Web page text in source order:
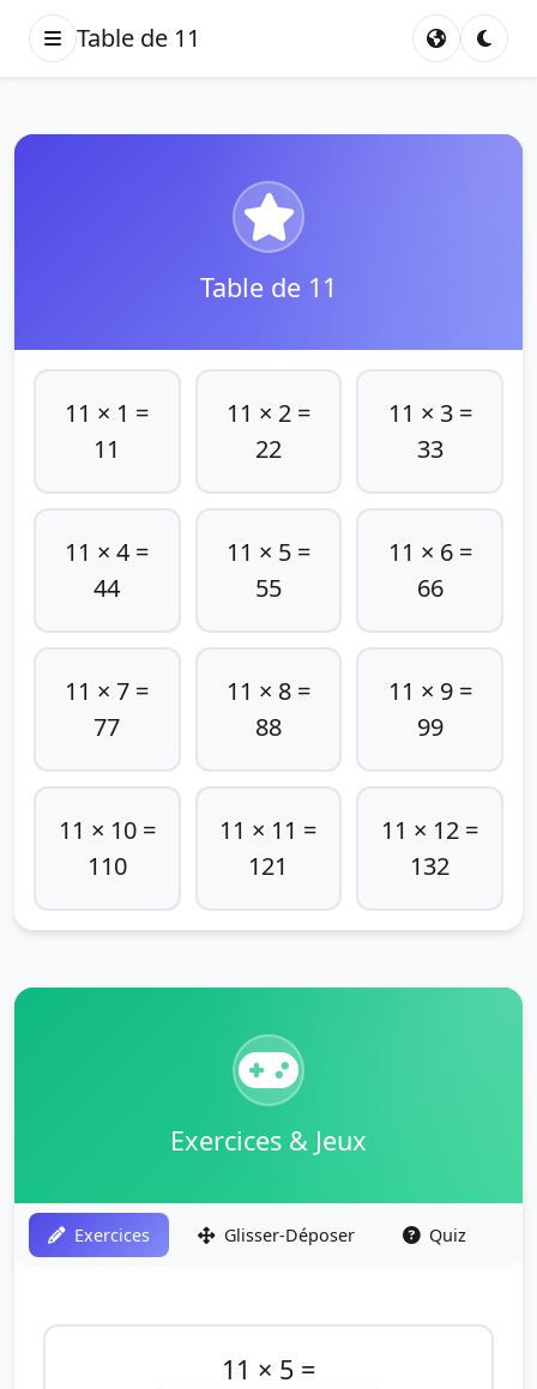
Table de 11
Table de 11
11 × 1 =
11
11 × 2 =
22
11 × 3 =
33
11 × 4 =
44
11 × 5 =
55
11 × 6 =
66
11 × 7 =
77
11 × 8 =
88
11 × 9 =
99
11 × 10 =
110
11 × 11 =
121
11 × 12 =
132
Exercices & Jeux
Exercices Glisser-Déposer Quiz
11 × 5 =